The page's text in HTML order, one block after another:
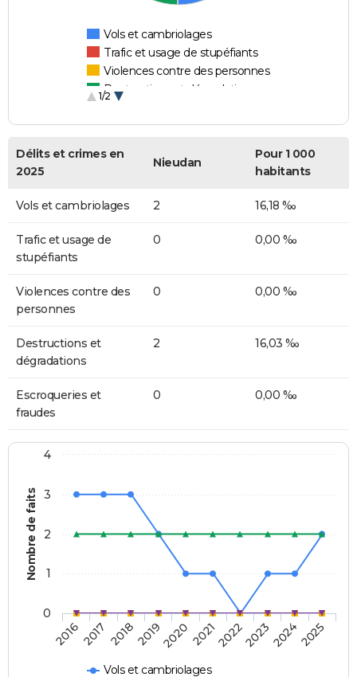
Vols et cambriolages
Trafic et usage de stupéfiants
Violences contre des personnes
Destructions et dégradations
1/2
Délits et crimes en
2025
Nieudan
Pour 1 000
habitants
Vols et cambriolages 2 16,18 ‰
Trafic et usage de
stupéfiants
0 0,00 ‰
Violences contre des
personnes
0 0,00 ‰
Destructions et
dégradations
2 16,03 ‰
Escroqueries et
fraudes
0 0,00 ‰
Nombre de faits
Vols et cambriolages
20162017 20182019202020212022202320242025
0
1
2
3
4